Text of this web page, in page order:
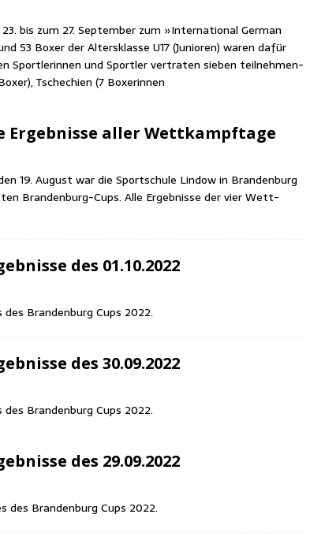
bis zum 27. Sep­tem­ber zum »Inter­na­tio­nal Ger­man
53 Boxer der Alters­klas­se U17 (Junio­ren) waren dafür
Sport­le­rin­nen und Sport­ler ver­tra­ten sie­ben teil­neh­men­
Tsche­chi­en (7 Boxerinnen
Ergeb­nis­se aller Wettkampftage
19. August war die Sport­schu­le Lin­dow in Bran­den­burg
Bran­den­burg-Cups. Alle Ergeb­nis­se der vier Wett­
des 01.10.2022
Bran­den­burg Cups 2022.
des 30.09.2022
Bran­den­burg Cups 2022.
des 29.09.2022
Bran­den­burg Cups 2022.